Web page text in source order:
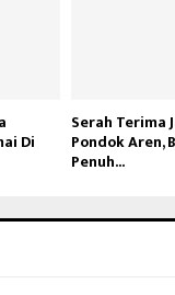
Di
Serah Terima
Pondok Aren,
Penuh...